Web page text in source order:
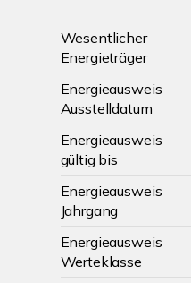
Wesentlicher
Energieträger
Energieausweis
Ausstelldatum
Energieausweis
gültig bis
Energieausweis
Jahrgang
Energieausweis
Werteklasse